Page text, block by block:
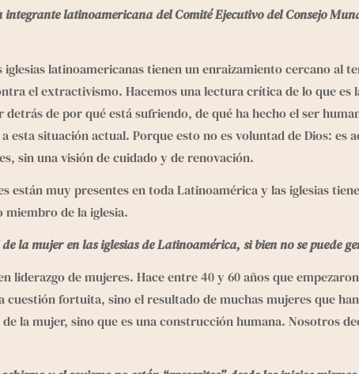
integrante latinoamericana del Comité Ejecutivo del Consejo
iglesias latinoamericanas tienen un enraizamiento cercano al
el extractivismo. Hacemos una lectura crítica de lo que
detrás de por qué está sufriendo, de qué ha hecho el ser
esta situación actual. Porque esto no es voluntad de Dios:
sin una visión de cuidado y de renovación.
están muy presentes en toda Latinoamérica y las iglesias
miembro de la iglesia.
la mujer en las iglesias de Latinoamérica, si bien no se puede
liderazgo de mujeres. Hace entre 40 y 60 años que
cuestión fortuita, sino el resultado de muchas mujeres que
la mujer, sino que es una construcción humana. Nosotros